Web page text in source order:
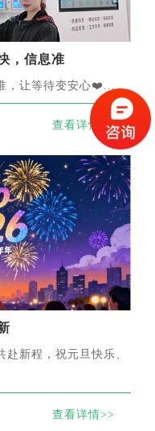
，信息准
，让等待变安心❤️...
查看详情>>
新程，祝元旦快乐、
查看详情>>